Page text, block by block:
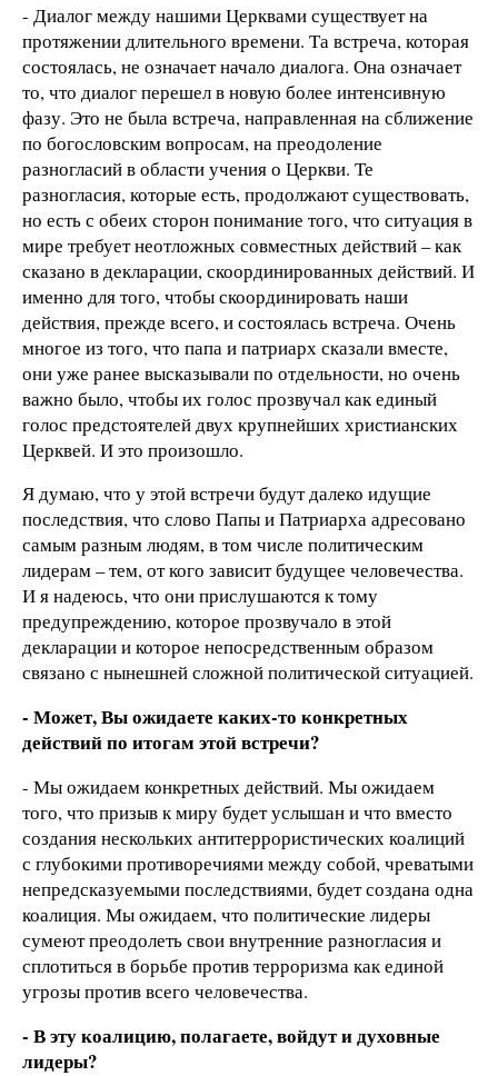
- Диалог между нашими Церквами существует на
протяжении длительного времени. Та встреча, которая
состоялась, не означает начало диалога. Она означает
то, что диалог перешел в новую более интенсивную
фазу. Это не была встреча, направленная на сближение
по богословским вопросам, на преодоление
разногласий в области учения о Церкви. Те
разногласия, которые есть, продолжают существовать,
но есть с обеих сторон понимание того, что ситуация в
мире требует неотложных совместных действий – как
сказано в декларации, скоординированных действий. И
именно для того, чтобы скоординировать наши
действия, прежде всего, и состоялась встреча. Очень
многое из того, что папа и патриарх сказали вместе,
они уже ранее высказывали по отдельности, но очень
важно было, чтобы их голос прозвучал как единый
голос предстоятелей двух крупнейших христианских
Церквей. И это произошло.
Я думаю, что у этой встречи будут далеко идущие
последствия, что слово Папы и Патриарха адресовано
самым разным людям, в том числе политическим
лидерам – тем, от кого зависит будущее человечества.
И я надеюсь, что они прислушаются к тому
предупреждению, которое прозвучало в этой
декларации и которое непосредственным образом
связано с нынешней сложной политической ситуацией.
- Может, Вы ожидаете каких-то конкретных
действий по итогам этой встречи?
- Мы ожидаем конкретных действий. Мы ожидаем
того, что призыв к миру будет услышан и что вместо
создания нескольких антитеррористических коалиций
с глубокими противоречиями между собой, чреватыми
непредсказуемыми последствиями, будет создана одна
коалиция. Мы ожидаем, что политические лидеры
сумеют преодолеть свои внутренние разногласия и
сплотиться в борьбе против терроризма как единой
угрозы против всего человечества.
- В эту коалицию, полагаете, войдут и духовные
лидеры?